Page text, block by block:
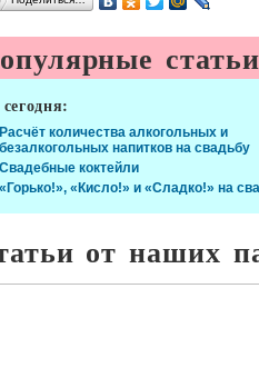
статьи
Расчёт количества алкогольных и
безалкогольных напитков на свадьбу
Свадебные коктейли
«Горько!», «Кисло!» и «Сладко!» на
от наших